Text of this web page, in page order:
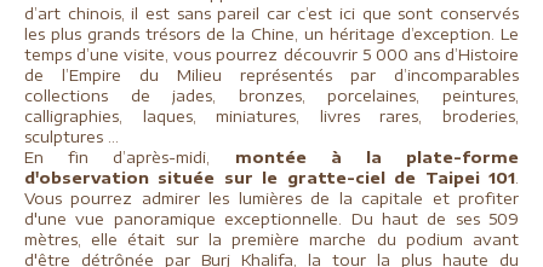
d’art chinois, il est sans pareil car c’est ici que sont conservés
les plus grands trésors de la Chine, un héritage d’exception. Le
temps d’une visite, vous pourrez découvrir 5 000 ans d’Histoire
de l’Empire du Milieu représentés par d’incomparables
collections de jades, bronzes, porcelaines, peintures,
calligraphies, laques, miniatures, livres rares, broderies,
sculptures ...
En fin d’après-midi, montée à la plate-forme
d'observation située sur le gratte-ciel de Taipei 101
Vous pourrez admirer les lumières de la capitale et profiter
d'une vue panoramique exceptionnelle. Du haut de ses 509
mètres, elle était sur la première marche du podium avant
d'être détrônée par Burj Khalifa, la tour la plus haute du